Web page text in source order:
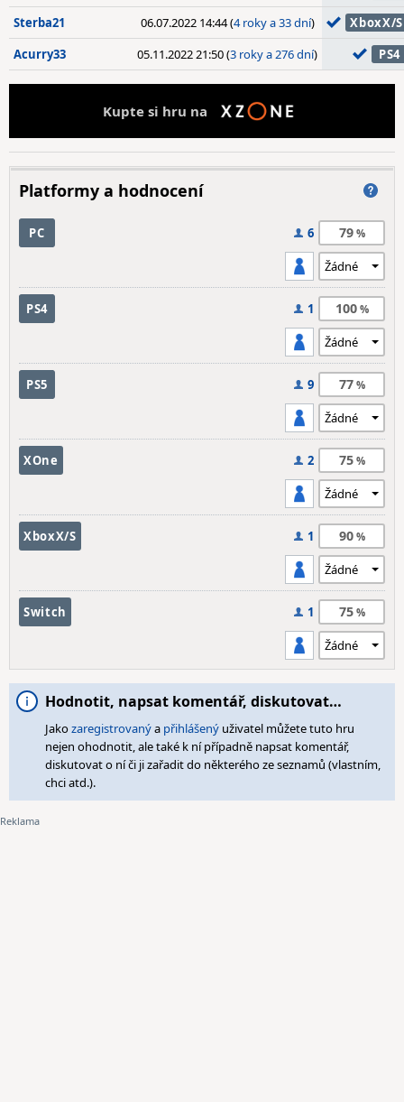
Sterba21
06.07.2022 14:44 (4 roky a 33 dní)
XboxX/S
Acurry33
05.11.2022 21:50 (3 roky a 276 dní) PS4
Kupte si hru na
Platformy a hodnocení
PC 6 79
PS4 1 100
PS5 9 77
XOne 2 75
XboxX/S 1 90
Switch 1 75
Hodnotit, napsat komentář, diskutovat…
Jakozaregistrovanýa přihlášený uživatel můžete tuto hru
nejen ohodnotit, ale také k ní případně napsat komentář,
diskutovat o ní či ji zařadit do některého ze seznamů (vlastním,
chci atd.).